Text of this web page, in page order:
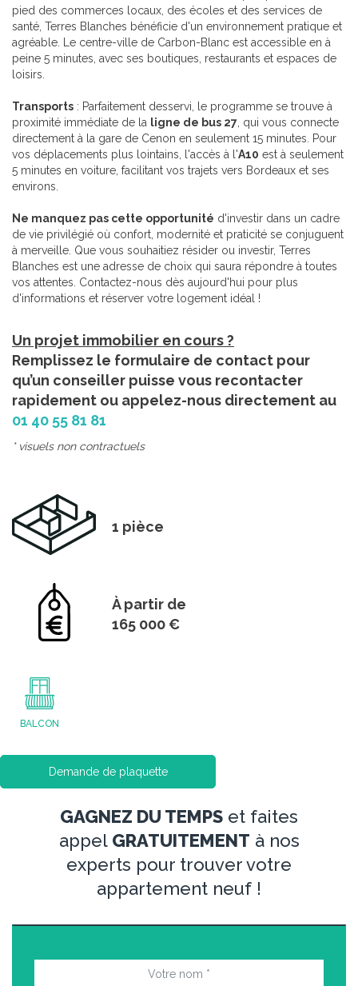
pied des commerces locaux, des écoles et des services de
santé, Terres Blanches bénéficie d'un environnement pratique et
agréable. Le centre-ville de Carbon-Blanc est accessible en à
peine 5 minutes, avec ses boutiques, restaurants et espaces de
loisirs.
Transports : Parfaitement desservi, le programme se trouve à
proximité immédiate de la ligne de bus 27, qui vous connecte
directement à la gare de Cenon en seulement 15 minutes. Pour
vos déplacements plus lointains, l'accès à l'A10 est à seulement
5 minutes en voiture, facilitant vos trajets vers Bordeaux et ses
environs.
Ne manquez pas cette opportunité d'investir dans un cadre
de vie privilégié où confort, modernité et praticité se conjuguent
à merveille. Que vous souhaitiez résider ou investir, Terres
Blanches est une adresse de choix qui saura répondre à toutes
vos attentes. Contactez-nous dès aujourd'hui pour plus
d'informations et réserver votre logement idéal !
Un projet immobilier en cours ?
Remplissez le formulaire de contact pour
qu’un conseiller puisse vous recontacter
rapidement ou appelez-nous directement au
01 40 55 81 81
* visuels non contractuels
1 pièce
À partir de
165 000 €
BALCON
Demande de plaquette
GAGNEZ DU TEMPS et faites
appel GRATUITEMENT à nos
experts pour trouver votre
appartement neuf !